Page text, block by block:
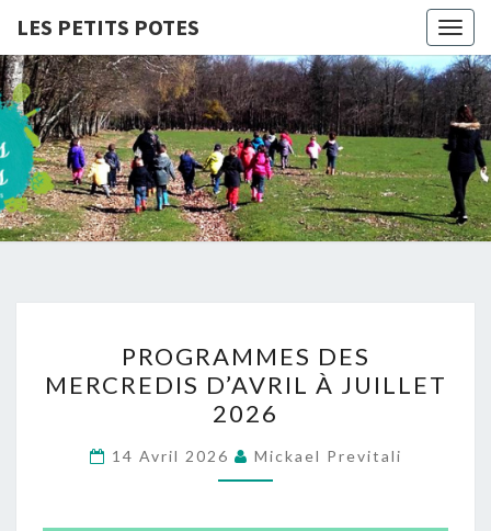
LES PETITS POTES
LES
PETITS
POTES
Association
D'accueil
De Loisirs
DES
MERCREDIS
D’AVRIL
À
JUILLET
PROGRAMMES DES
MERCREDIS D’AVRIL À JUILLET
2026
14 Avril 2026 Mickael Previtali